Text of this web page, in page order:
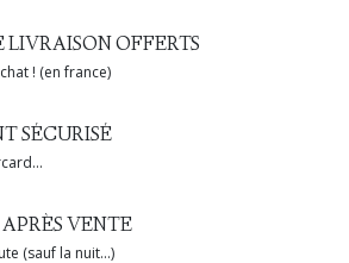
LIVRAISON OFFERTS
! (en france)
SÉCURISÉ
VENTE
(sauf la nuit...)